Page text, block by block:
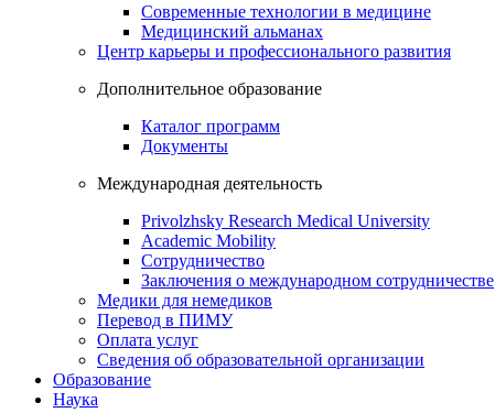
Современные технологии в медицине
Медицинский альманах
Центр карьеры и профессионального развития
Дополнительное образование
Каталог программ
Документы
Международная деятельность
Privolzhsky Research Medical University
Academic Mobility
Сотрудничество
Заключения о международном сотрудничестве
Медики для немедиков
Перевод в ПИМУ
Оплата услуг
Сведения об образовательной организации
Образование
Наука